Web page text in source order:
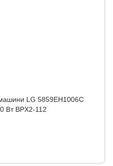
LG 5859EH1006C
Вт BPX2-112